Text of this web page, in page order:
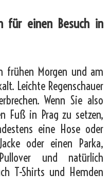
für einen Besuch in
frühen Morgen und am
Leichte Regenschauer
Wenn Sie also
Fuß in Prag zu setzen,
eine Hose oder
oder einen Parka,
und natürlich
T-Shirts und Hemden